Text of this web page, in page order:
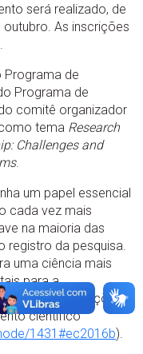
será realizado, de
As inscrições
.
Programa de
Programa de
comitê organizador
tema Research
Challenges and
.
um papel essencial
cada vez mais
na maioria das
registro da pesquisa.
uma ciência mais
para a
novas percepções e
científico
1431#ec2016b).